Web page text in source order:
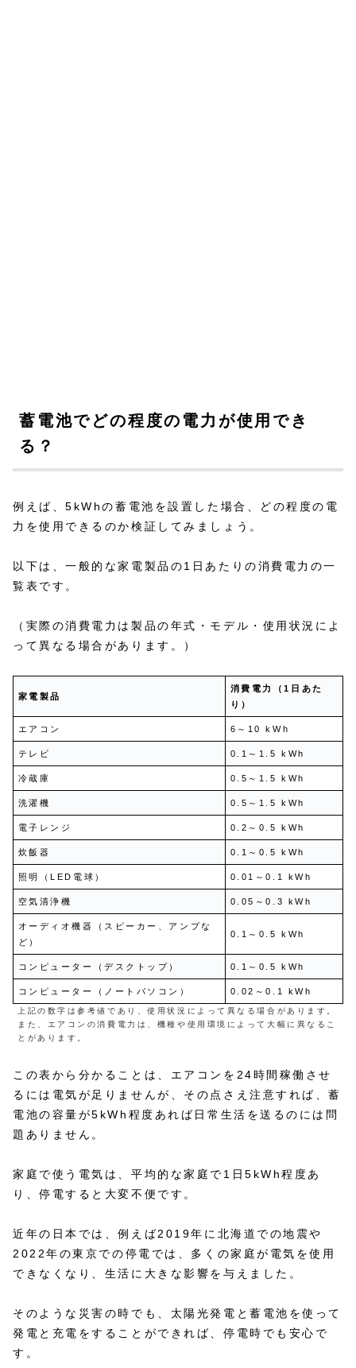
蓄電池でどの程度の電力が使用でき
る？
例えば、5kWhの蓄電池を設置した場合、どの程度の電
力を使用できるのか検証してみましょう。
以下は、一般的な家電製品の1日あたりの消費電力の一
覧表です。
（実際の消費電力は製品の年式・モデル・使用状況によ
って異なる場合があります。）
家電製品
消費電力（1日あた
り）
エアコン 6～10 kWh
テレビ 0.1～1.5 kWh
冷蔵庫 0.5～1.5 kWh
洗濯機 0.5～1.5 kWh
電子レンジ 0.2～0.5 kWh
炊飯器 0.1～0.5 kWh
照明（LED電球） 0.01～0.1 kWh
空気清浄機 0.05～0.3 kWh
オーディオ機器（スピーカー、アンプな
ど）
0.1～0.5 kWh
コンピューター（デスクトップ） 0.1～0.5 kWh
コンピューター（ノートパソコン） 0.02～0.1 kWh
上記の数字は参考値であり、使用状況によって異なる場合があります。
また、エアコンの消費電力は、機種や使用環境によって大幅に異なるこ
とがあります。
この表から分かることは、エアコンを24時間稼働させ
るには電気が足りませんが、その点さえ注意すれば、蓄
電池の容量が5kWh程度あれば日常生活を送るのには問
題ありません。
家庭で使う電気は、平均的な家庭で1日5kWh程度あ
り、停電すると大変不便です。
近年の日本では、例えば2019年に北海道での地震や
2022年の東京での停電では、多くの家庭が電気を使用
できなくなり、生活に大きな影響を与えました。
そのような災害の時でも、太陽光発電と蓄電池を使って
発電と充電をすることができれば、停電時でも安心で
す。